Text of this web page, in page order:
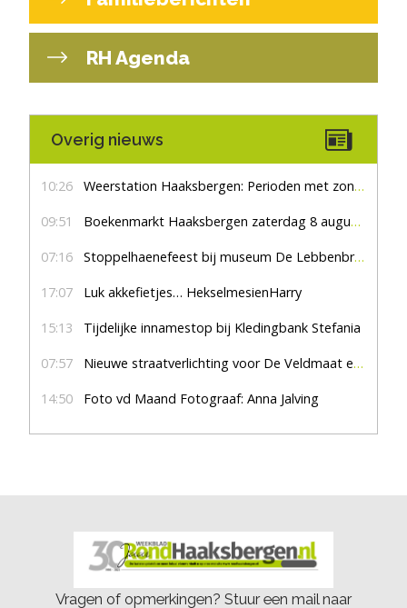
RH Agenda
Overig nieuws
10:26 Weerstation Haaksbergen: Perioden met zon en droog
09:51 Boekenmarkt Haaksbergen zaterdag 8 augustus, marktplein Haaksbergen
07:16 Stoppelhaenefeest bij museum De Lebbenbrugge
17:07 Luk akkefietjes… HekselmesienHarry
15:13 Tijdelijke innamestop bij Kledingbank Stefania
07:57 Nieuwe straatverlichting voor De Veldmaat en De Pas
14:50 Foto vd Maand Fotograaf: Anna Jalving
Vragen of opmerkingen? Stuur een mail naar